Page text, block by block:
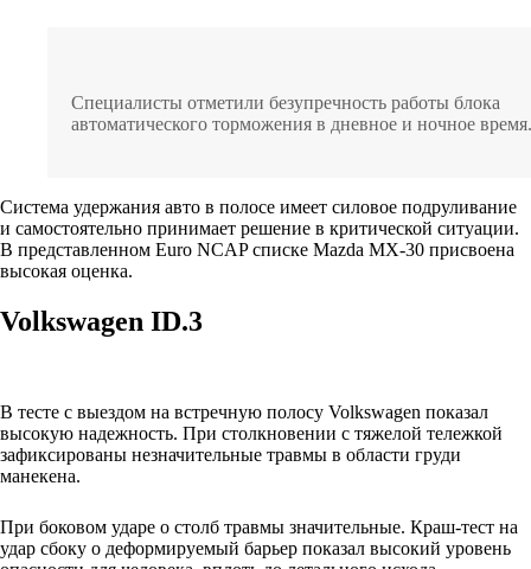
Специалисты отметили безупречность работы блока
автоматического торможения в дневное и ночное время.
Система удержания авто в полосе имеет силовое подруливание
и самостоятельно принимает решение в критической ситуации.
В представленном Euro NCAP списке Mazda MX-30 присвоена
высокая оценка.
Volkswagen ID.3
В тесте с выездом на встречную полосу Volkswagen показал
высокую надежность. При столкновении с тяжелой тележкой
зафиксированы незначительные травмы в области груди
манекена.
При боковом ударе о столб травмы значительные. Краш-тест на
удар сбоку о деформируемый барьер показал высокий уровень